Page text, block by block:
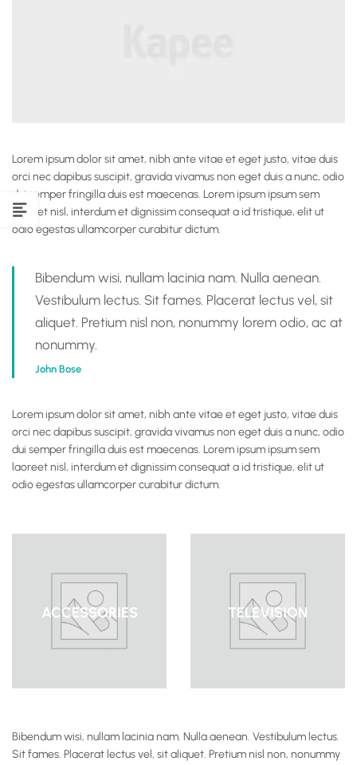
Lorem ipsum dolor sit amet, nibh ante vitae et eget justo, vitae duis
orci nec dapibus suscipit, gravida vivamus non eget duis a nunc, odio
dui semper fringilla duis est maecenas. Lorem ipsum ipsum sem
laoreet nisl, interdum et dignissim consequat a id tristique, elit ut
odio egestas ullamcorper curabitur dictum.
Bibendum wisi, nullam lacinia nam. Nulla aenean.
Vestibulum lectus. Sit fames. Placerat lectus vel, sit
aliquet. Pretium nisl non, nonummy lorem odio, ac at
nonummy.
John Bose
Lorem ipsum dolor sit amet, nibh ante vitae et eget justo, vitae duis
orci nec dapibus suscipit, gravida vivamus non eget duis a nunc, odio
dui semper fringilla duis est maecenas. Lorem ipsum ipsum sem
laoreet nisl, interdum et dignissim consequat a id tristique, elit ut
odio egestas ullamcorper curabitur dictum.
ACCESSORIES TELEVISION
Bibendum wisi, nullam lacinia nam. Nulla aenean. Vestibulum lectus.
Sit fames. Placerat lectus vel, sit aliquet. Pretium nisl non, nonummy